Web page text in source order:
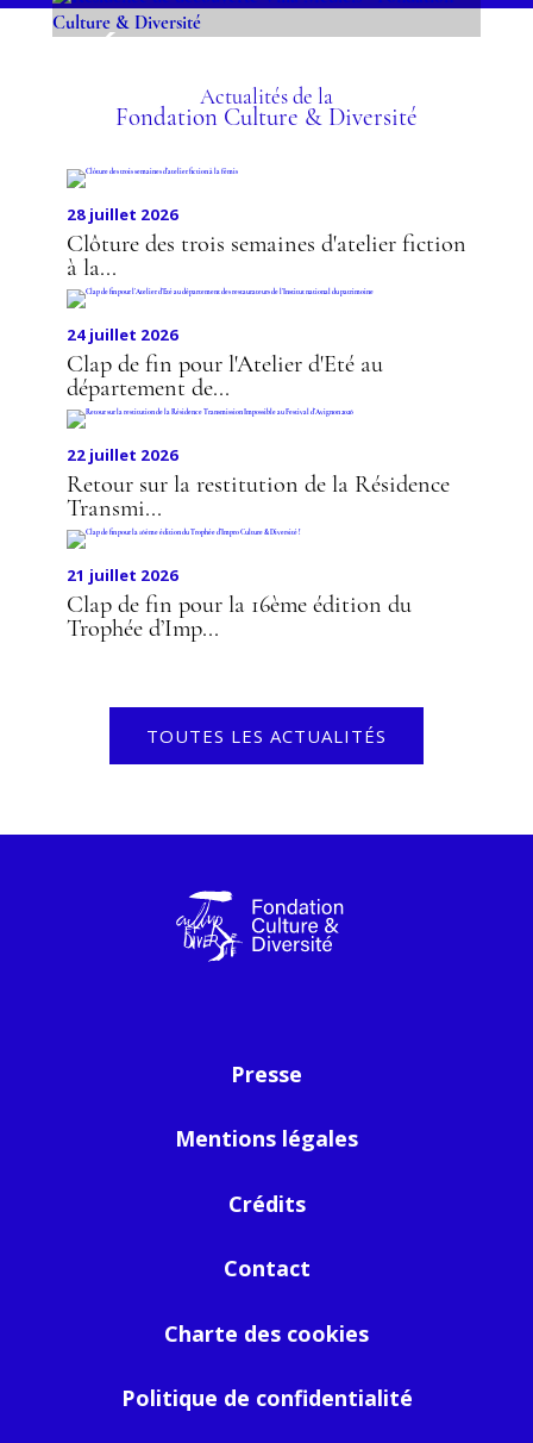
DIVERSITÉ - ARTAGON
RÉSIDENCE AIMS
RÉSIDENCE DE
DÉCOUVERTE VILLA
MÉDICIS - FONDATION
CULTURE & DIVERSITÉ
Actualités de la
Fondation Culture & Diversité
28 juillet 2026
Clôture des trois semaines d'atelier fiction
à la...
24 juillet 2026
Clap de fin pour l'Atelier d'Eté au
département de...
22 juillet 2026
Retour sur la restitution de la Résidence
Transmi...
21 juillet 2026
Clap de fin pour la 16ème édition du
Trophée d’Imp...
TOUTES LES ACTUALITÉS
Presse
Mentions légales
Crédits
Contact
Charte des cookies
Politique de confidentialité